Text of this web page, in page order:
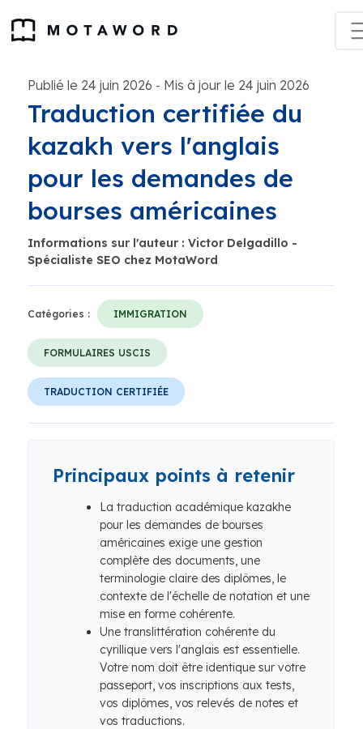
Publié le 24 juin 2026 - Mis à jour le 24 juin 2026
Traduction certifiée du
kazakh vers l'anglais
pour les demandes de
bourses américaines
Informations sur l'auteur : Victor Delgadillo -
Spécialiste SEO chez MotaWord
Catégories : IMMIGRATION
FORMULAIRES USCIS
TRADUCTION CERTIFIÉE
Principaux points à retenir
La traduction académique kazakhe
pour les demandes de bourses
américaines exige une gestion
complète des documents, une
terminologie claire des diplômes, le
contexte de l'échelle de notation et une
mise en forme cohérente.
Une translittération cohérente du
cyrillique vers l'anglais est essentielle.
Votre nom doit être identique sur votre
passeport, vos inscriptions aux tests,
vos diplômes, vos relevés de notes et
vos traductions.